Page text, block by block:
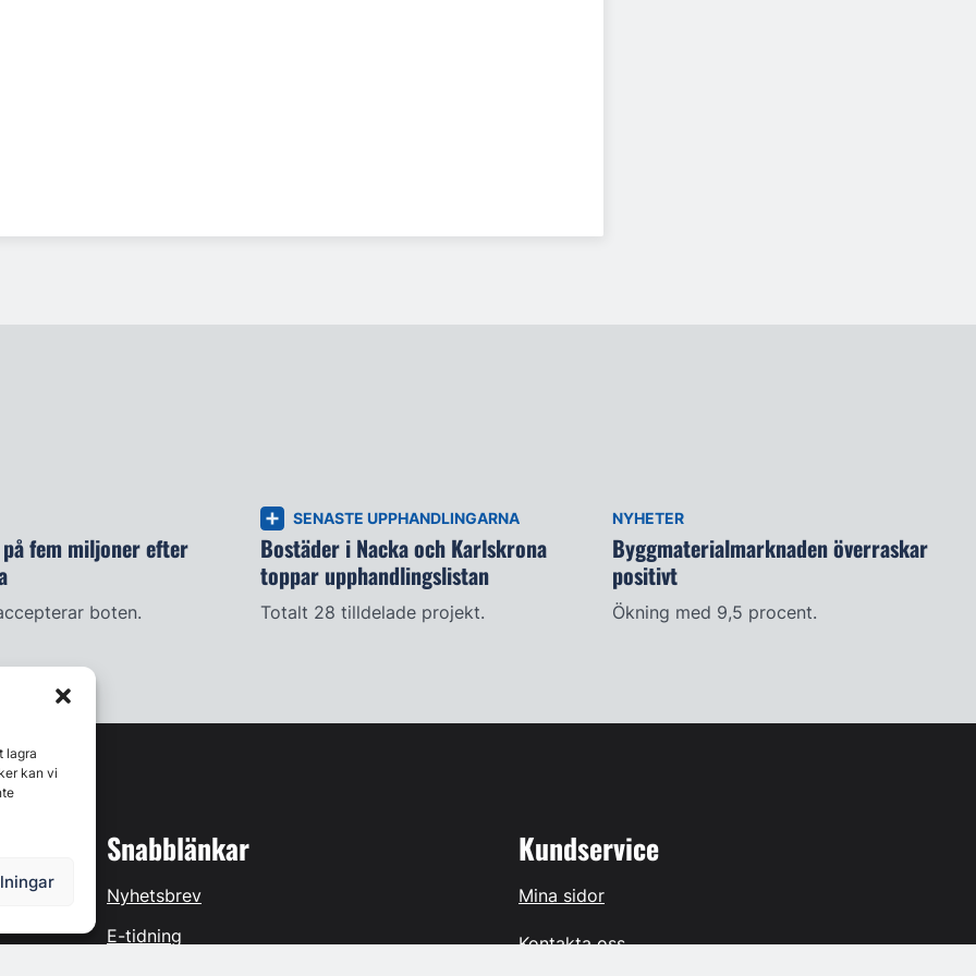
lagra
kan vi
på fem miljoner efter
boten.
SENASTE UPPHANDLINGARNA
Bostäder i Nacka och Karlskrona
toppar upphandlingslistan
Totalt 28 tilldelade projekt.
NYHETER
Byggmaterialmarknaden överraskar
positivt
Ökning med 9,5 procent.
Snabblänkar
Nyhetsbrev
E-tidning
Kundservice
Mina sidor
Kontakta oss